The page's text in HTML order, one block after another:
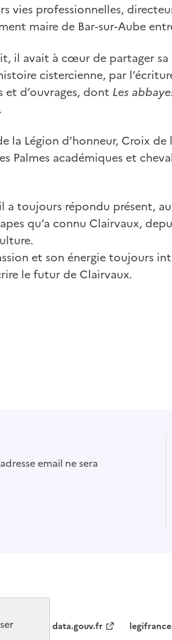
vies professionnelles,
maire de Bar-sur-Aube
il avait à cœur de partager sa
cistercienne, par
et d’ouvrages, dont Les
la Légion d’honneur, Croix
Palmes académiques et
a toujours répondu présent,
qu’a connu Clairvaux,
et son énergie toujours
le futur de Clairvaux.
email ne sera
data.gouv.fr